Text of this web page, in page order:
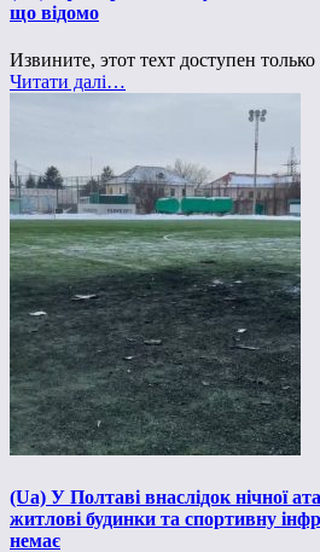
що відомо
Извините, этот техт доступен только
Читати далі…
(Ua) У Полтаві внаслідок нічної
житлові будинки та спортивну
немає